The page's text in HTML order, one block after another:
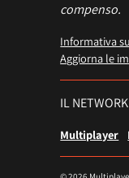
compenso.
Informativa
Aggiorna le
IL NETWORK
Multiplayer